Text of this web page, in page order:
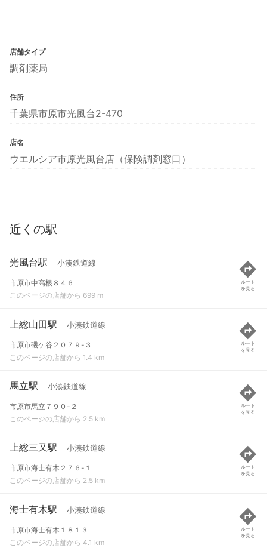
店舗タイプ
調剤薬局
住所
千葉県市原市光風台2-470
店名
ウエルシア市原光風台店（保険調剤窓口）
近くの駅
光風台駅 小湊鉄道線
市原市中高根８４６
このページの店舗から 699 m
ルート
を見る
上総山田駅 小湊鉄道線
市原市磯ケ谷２０７９-３
このページの店舗から 1.4 km
ルート
を見る
馬立駅 小湊鉄道線
市原市馬立７９０-２
このページの店舗から 2.5 km
ルート
を見る
上総三又駅 小湊鉄道線
市原市海士有木２７６-１
このページの店舗から 2.5 km
ルート
を見る
海士有木駅 小湊鉄道線
市原市海士有木１８１３
このページの店舗から 4.1 km
ルート
を見る